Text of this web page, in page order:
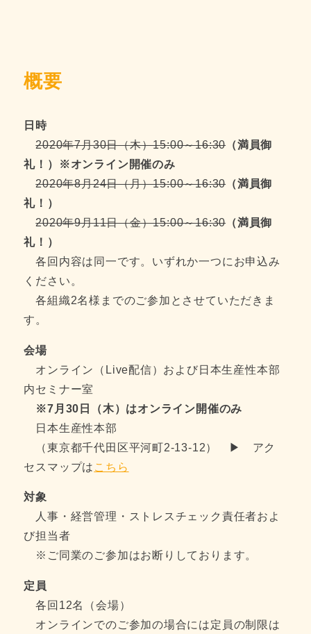
概要
日時
2020年7月30日（木）15:00～16:30 （満員御
礼！）※オンライン開催のみ
2020年8月24日（月）15:00～16:30 （満員御
礼！）
2020年9月11日（金）15:00～16:30 （満員御
礼！）
各回内容は同一です。いずれか一つにお申込み
ください。
各組織2名様までのご参加とさせていただきま
す。
会場
オンライン（Live配信）および日本生産性本部
内セミナー室
※7月30日（木）はオンライン開催のみ
日本生産性本部
（東京都千代田区平河町2-13-12） ▶ アク
セスマップは こちら
対象
人事・経営管理・ストレスチェック責任者およ
び担当者
※ご同業のご参加はお断りしております。
定員
各回12名（会場）
オンラインでのご参加の場合には定員の制限は